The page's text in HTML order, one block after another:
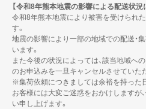
【令和8年熊本地震の影響による配送状況
令和8年熊本地震により被害を受けられ
す。
地震の影響により一部の地域での配送・
います。
また今後の状況によっては、該当地域へ
のお申込みを一旦キャンセルさせていた
※集荷依頼につきましては余裕を持った
お客様には大変ご迷惑をおかけしますが
い申し上げます。